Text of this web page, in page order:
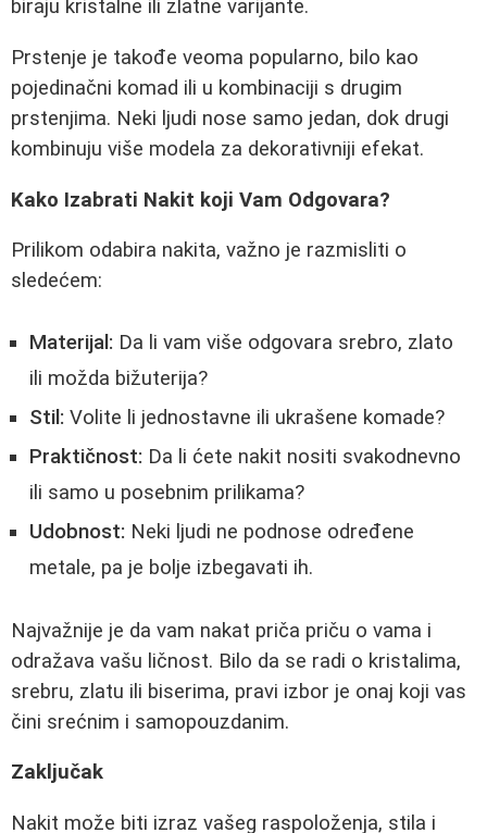
biraju kristalne ili zlatne varijante.
Prstenje je takođe veoma popularno, bilo kao
pojedinačni komad ili u kombinaciji s drugim
prstenjima. Neki ljudi nose samo jedan, dok drugi
kombinuju više modela za dekorativniji efekat.
Kako Izabrati Nakit koji Vam Odgovara?
Prilikom odabira nakita, važno je razmisliti o
sledećem:
Materijal: Da li vam više odgovara srebro, zlato
ili možda bižuterija?
Stil: Volite li jednostavne ili ukrašene komade?
Praktičnost: Da li ćete nakit nositi svakodnevno
ili samo u posebnim prilikama?
Udobnost: Neki ljudi ne podnose određene
metale, pa je bolje izbegavati ih.
Najvažnije je da vam nakat priča priču o vama i
odražava vašu ličnost. Bilo da se radi o kristalima,
srebru, zlatu ili biserima, pravi izbor je onaj koji vas
čini srećnim i samopouzdanim.
Zaključak
Nakit može biti izraz vašeg raspoloženja, stila i